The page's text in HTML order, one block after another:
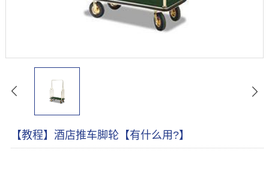
【教程】酒店推车脚轮【有什么用?】